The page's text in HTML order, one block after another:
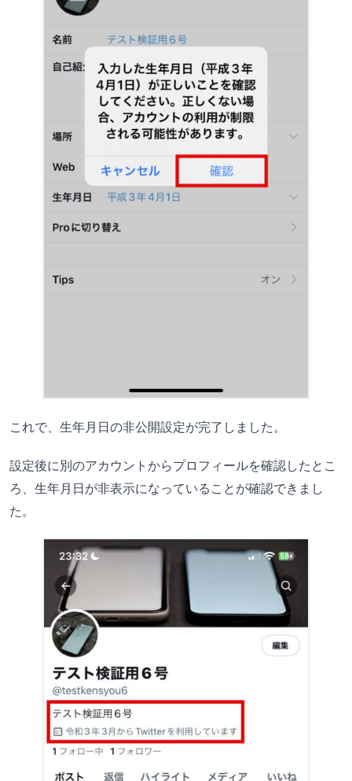
これで、生年月日の非公開設定が完了しました。
設定後に別のアカウントからプロフィールを確認したとこ
ろ、生年月日が非表示になっていることが確認できまし
た。